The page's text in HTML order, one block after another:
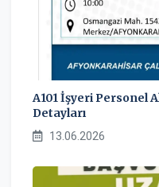
A101 İşyeri Personel
Detayları
13.06.2026